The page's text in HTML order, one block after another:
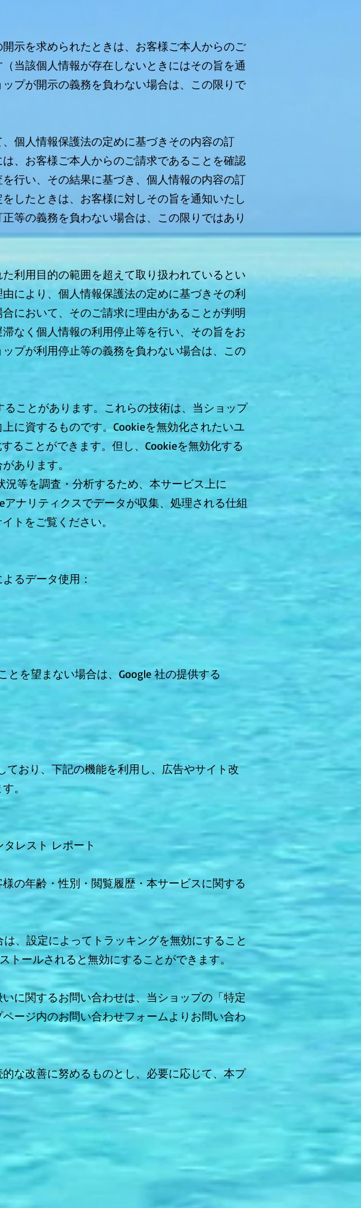
示を求められたときは、お客様ご本人からのご
当該個人情報が存在しないときにはその旨を通
プが開示の義務を負わない場合は、この限りで
個人情報保護法の定めに基づきその内容の訂
、お客様ご本人からのご請求であることを確認
行い、その結果に基づき、個人情報の内容の訂
したときは、お客様に対しその旨を通知いたし
等の義務を負わない場合は、この限りではあり
利用目的の範囲を超えて取り扱われているとい
により、個人情報保護法の定めに基づきその利
において、そのご請求に理由があることが判明
なく個人情報の利用停止等を行い、その旨をお
プが利用停止等の義務を負わない場合は、この
ることがあります。これらの技術は、当ショップ
に資するものです。Cookieを無効化されたいユ
ることができます。但し、Cookieを無効化する
あります。
況等を調査・分析するため、本サービス上に
アナリティクスでデータが収集、処理される仕組
トをご覧ください。
るデータ使用：
を望まない場合は、Google 社の提供する
ており、下記の機能を利用し、広告やサイト改
。
レスト レポート
の年齢・性別・閲覧履歴・本サービスに関する
、設定によってトラッキングを無効にすること
トールされると無効にすることができます。
に関するお問い合わせは、当ショップの「特定
ージ内のお問い合わせフォームよりお問い合わ
な改善に努めるものとし、必要に応じて、本プ